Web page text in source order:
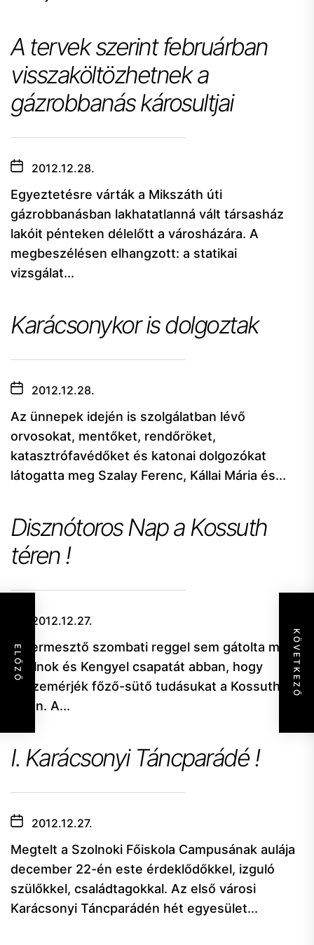
ELŐZŐ KÖVETKEZŐ
A tervek szerint februárban
visszaköltözhetnek a
gázrobbanás károsultjai
2012.12.28.
Egyeztetésre várták a Mikszáth úti
gázrobbanásban lakhatatlanná vált társasház
lakóit pénteken délelőtt a városházára. A
megbeszélésen elhangzott: a statikai
vizsgálat...
Karácsonykor is dolgoztak
2012.12.28.
Az ünnepek idején is szolgálatban lévő
orvosokat, mentőket, rendőröket,
katasztrófavédőket és katonai dolgozókat
látogatta meg Szalay Ferenc, Kállai Mária és...
Disznótoros Nap a Kossuth
téren !
2012.12.27.
A dermesztő szombati reggel sem gátolta meg
Szolnok és Kengyel csapatát abban, hogy
összemérjék főző-sütő tudásukat a Kossuth
téren. A...
I. Karácsonyi Táncparádé !
2012.12.27.
Megtelt a Szolnoki Főiskola Campusának aulája
december 22-én este érdeklődőkkel, izguló
szülőkkel, családtagokkal. Az első városi
Karácsonyi Táncparádén hét egyesület...